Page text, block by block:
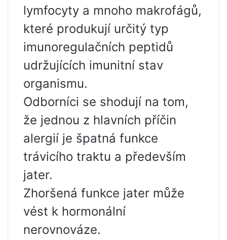
lymfocyty a mnoho makrofágů,
které produkují určitý typ
imunoregulačních peptidů
udržujících imunitní stav
organismu.
Odborníci se shodují na tom,
že jednou z hlavních příčin
alergií je špatná funkce
trávicího traktu a především
jater.
Zhoršená funkce jater může
vést k hormonální
nerovnováze.